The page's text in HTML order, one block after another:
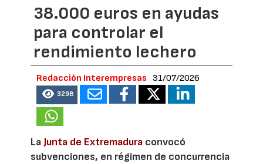
38.000 euros en ayudas
para controlar el
rendimiento lechero
Redacción Interempresas 31/07/2026
3298
La Junta de Extremadura convocó
subvenciones, en régimen de concurrencia